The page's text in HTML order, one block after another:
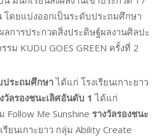
โดยแบ่งออกเป็นระดับประถมศึกษา
การประกวดสิ่งประดิษฐ์ผลงานศิลปะ
รม KUDU GOES GREEN ครั้งที่ 2
ประถมศึกษาได้แก่ โรงเรียนเกาะยาว
วัลรองชนะเลิศอันดับ 1 ได้แก่
Follow Me Sunshine รางวัลรองชนะ
รียนเกาะยาว กลุ่ม Ability Create